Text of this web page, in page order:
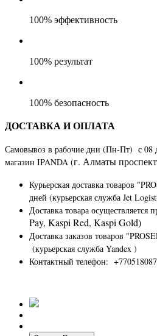
100% эффективность
100% результат
100% безопасность
ДОСТАВКА И ОПЛАТА
Самовывоз в рабочие дни (Пн-Пт) с 08
магазин IPANDA (г. Алматы​
Курьерская доставка товаров
дней (курьерская служба Jet
Доставка товара осуществляется
Pay, Kaspi Red, Kaspi Gold)
Доставка заказов товаров
(курьерская служба Yandex )
Контактный телефон: